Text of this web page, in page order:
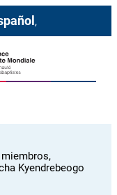
Kyendrebeogo